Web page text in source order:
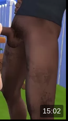
15:02